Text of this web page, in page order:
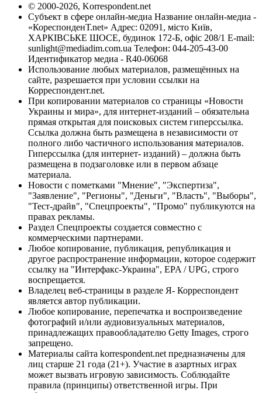
© 2000-2026, Korrespondent.net
Субъект в сфере онлайн-медиа Название онлайн-медиа -
«КореспонденТ.net» Адрес: 02091, місто Київ,
ХАРКІВСЬКЕ ШОСЕ, будинок 172-Б, офіс 208/1 E-mail:
sunlight@mediadim.com.ua Телефон: 044-205-43-00
Идентификатор медиа - R40-06068
Использование любых материалов, размещённых на
сайте, разрешается при условии ссылки на
Корреспондент.net.
При копировании материалов со страницы «Новости
Украины и мира», для интернет-изданий – обязательна
прямая открытая для поисковых систем гиперссылка.
Ссылка должна быть размещена в независимости от
полного либо частичного использования материалов.
Гиперссылка (для интернет- изданий) – должна быть
размещена в подзаголовке или в первом абзаце
материала.
Новости с пометками "Мнение", "Экспертиза",
"Заявление", "Регионы", "Деньги", "Власть", "Выборы",
"Тест-драйв", "Спецпроекты", "Промо" публикуются на
правах рекламы.
Раздел Спецпроекты создается совместно с
коммерческими партнерами.
Любое копирование, публикация, републикация и
другое распространение информации, которое содержит
ссылку на "Интерфакс-Украина", EPA / UPG, строго
воспрещается.
Владелец веб-страницы в разделе Я- Корреспондент
является автор публикации.
Любое копирование, перепечатка и воспроизведение
фотографий и/или аудиовизуальных материалов,
принадлежащих правообладателю Getty Images, строго
запрещено.
Материалы сайта korrespondent.net предназначены для
лиц старше 21 года (21+). Участие в азартных играх
может вызвать игровую зависимость. Соблюдайте
правила (принципы) ответственной игры. При